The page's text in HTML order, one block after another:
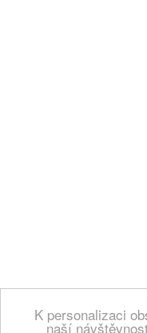
K personalizaci
naší